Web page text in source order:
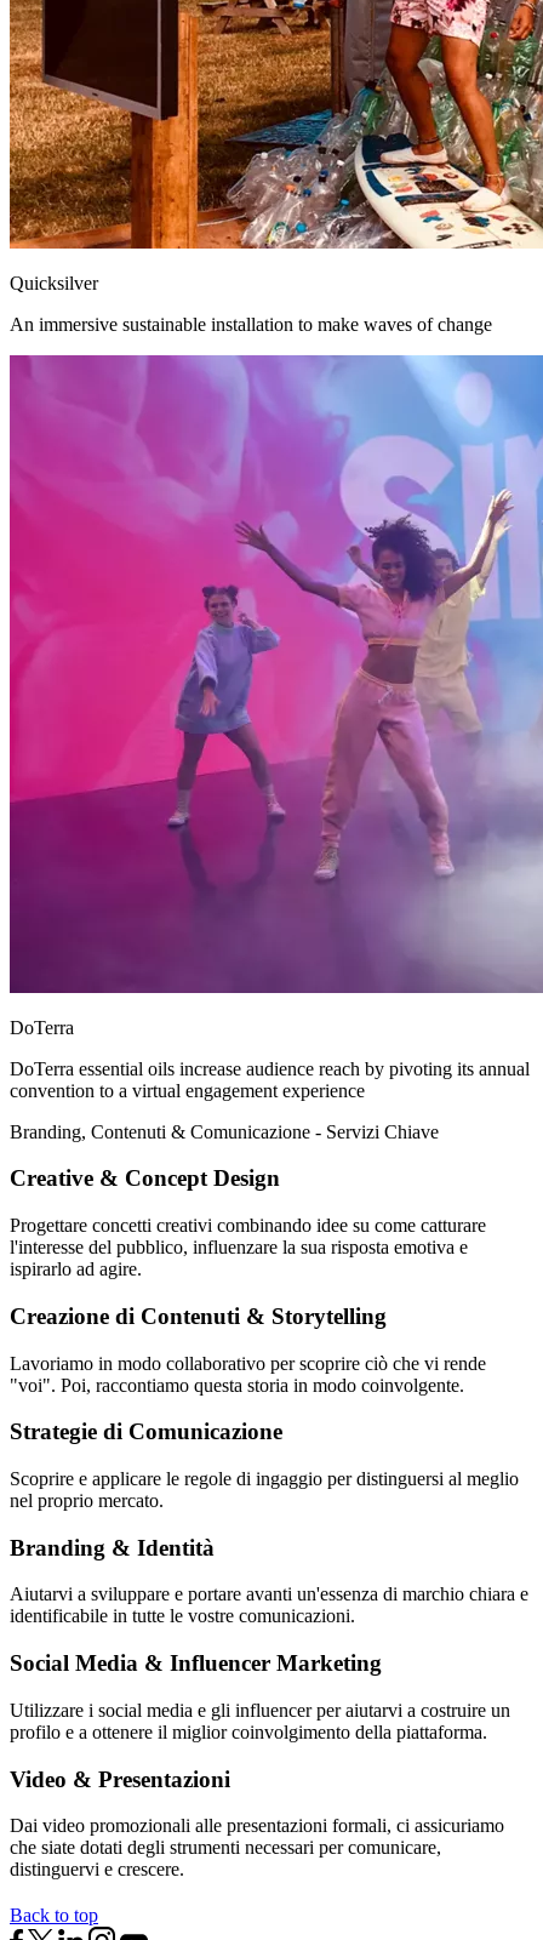
Quicksilver
An immersive sustainable installation to make waves of change
DoTerra
DoTerra essential oils increase audience reach by pivoting its annual
convention to a virtual engagement experience
Branding, Contenuti & Comunicazione - Servizi Chiave
Creative & Concept Design
Progettare concetti creativi combinando idee su come catturare
l'interesse del pubblico, influenzare la sua risposta emotiva e
ispirarlo ad agire.
Creazione di Contenuti & Storytelling
Lavoriamo in modo collaborativo per scoprire ciò che vi rende
"voi". Poi, raccontiamo questa storia in modo coinvolgente.
Strategie di Comunicazione
Scoprire e applicare le regole di ingaggio per distinguersi al meglio
nel proprio mercato.
Branding & Identità
Aiutarvi a sviluppare e portare avanti un'essenza di marchio chiara e
identificabile in tutte le vostre comunicazioni.
Social Media & Influencer Marketing
Utilizzare i social media e gli influencer per aiutarvi a costruire un
profilo e a ottenere il miglior coinvolgimento della piattaforma.
Video & Presentazioni
Dai video promozionali alle presentazioni formali, ci assicuriamo
che siate dotati degli strumenti necessari per comunicare,
distinguervi e crescere.
Back to top